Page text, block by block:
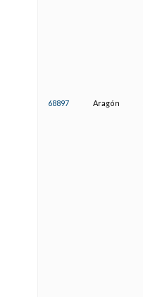
68897 Aragón